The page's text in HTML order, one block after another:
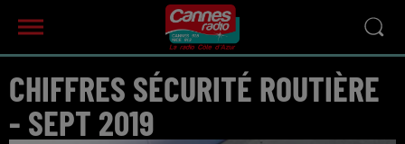
CHIFFRES SÉCURITÉ ROUTIÈRE
- SEPT 2019